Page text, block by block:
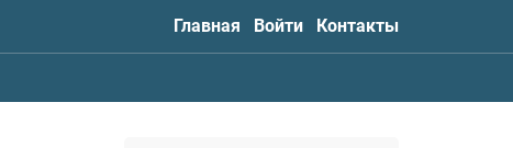
Главная Войти Контакты